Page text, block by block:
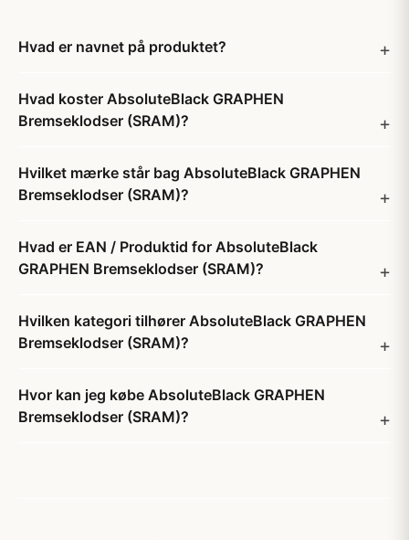
Hvad er navnet på produktet?
Hvad koster AbsoluteBlack GRAPHEN
Bremseklodser (SRAM)?
Hvilket mærke står bag AbsoluteBlack GRAPHEN
Bremseklodser (SRAM)?
Hvad er EAN / Produktid for AbsoluteBlack
GRAPHEN Bremseklodser (SRAM)?
Hvilken kategori tilhører AbsoluteBlack GRAPHEN
Bremseklodser (SRAM)?
Hvor kan jeg købe AbsoluteBlack GRAPHEN
Bremseklodser (SRAM)?